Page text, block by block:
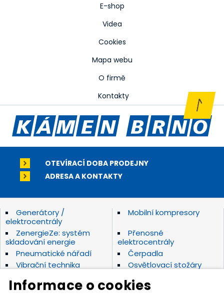
E-shop
Videa
Cookies
Mapa webu
O firmě
Kontakty
OTEVÍRACÍ DOBA PRODEJNY
ADRESA A KONTAKTY
Generátory /
elektrocentrály
Mobilní kompresory
ZenergieZe: systém
skladování energie
Přenosné
elektrocentrály
Pneumatické nářadí
Čerpadla
Vibrační technika
Osvětlovací stožáry
Hydraulické nářadí
Motorová kladiva
Informace o cookies